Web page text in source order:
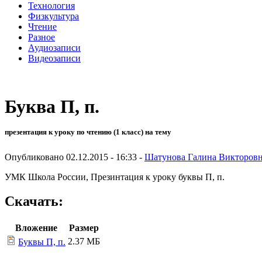
Технология
Физкультура
Чтение
Разное
Аудиозаписи
Видеозаписи
Буква П, п.
презентация к уроку по чтению (1 класс) на тему
Опубликовано 02.12.2015 - 16:33 - Шатунова Галина
УМК Школа России, Презинтация к уроку буквы П, п.
Скачать:
Вложение
Размер
Буквы П, п. 2.37 МБ